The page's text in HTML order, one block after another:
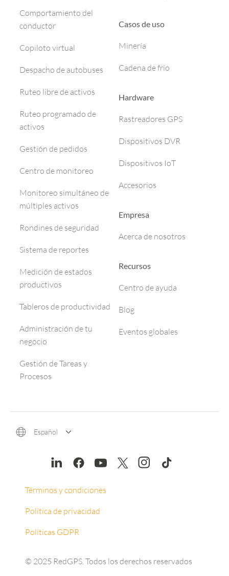
Comportamiento del
conductor
Copiloto virtual
Despacho de autobuses
Ruteo libre de activos
Ruteo programado de
activos
Gestión de pedidos
Centro de monitoreo
Monitoreo simultáneo de
múltiples activos
Rondines de seguridad
Sistema de reportes
Medición de estados
productivos
Tableros de productividad
Administración de tu
negocio
Gestión de Tareas y
Procesos
Casos de uso
Minería
Cadena de frío
Hardware
Rastreadores GPS
Dispositivos DVR
Dispositivos IoT
Accesorios
Empresa
Acerca de nosotros
Recursos
Centro de ayuda
Blog
Eventos globales
Español
Términos y condiciones
Política de privacidad
Políticas GDPR
© 2025 RedGPS. Todos los derechos reservados